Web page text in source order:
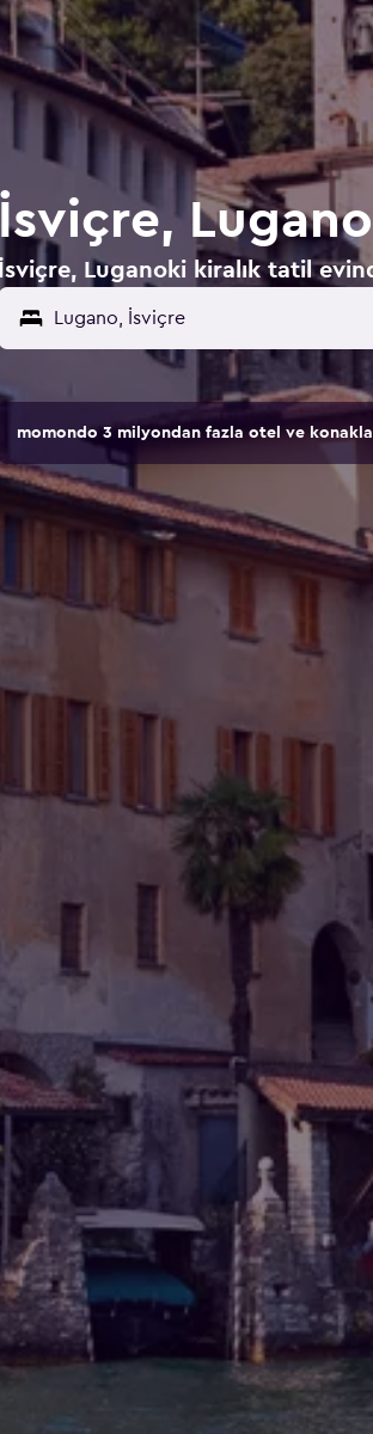
İsviçre,
İsviçre, Luganoki kiralık tatil
momondo 3 milyondan fazla otel ve